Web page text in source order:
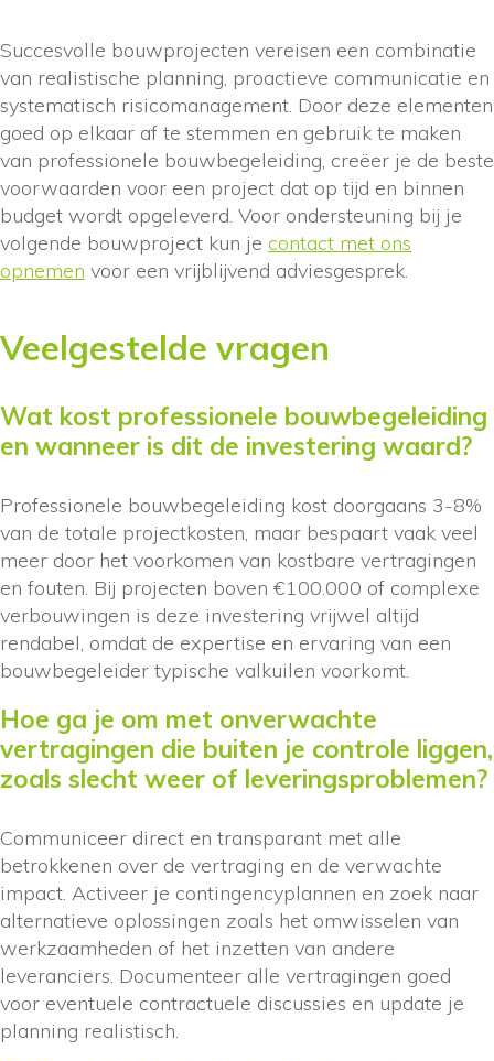
Succesvolle bouwprojecten vereisen een combinatie
van realistische planning, proactieve communicatie en
systematisch risicomanagement. Door deze elementen
goed op elkaar af te stemmen en gebruik te maken
van professionele bouwbegeleiding, creëer je de beste
voorwaarden voor een project dat op tijd en binnen
budget wordt opgeleverd. Voor ondersteuning bij je
volgende bouwproject kun je contact met ons
opnemen voor een vrijblijvend adviesgesprek.
Veelgestelde vragen
Wat kost professionele bouwbegeleiding
en wanneer is dit de investering waard?
Professionele bouwbegeleiding kost doorgaans 3-8%
van de totale projectkosten, maar bespaart vaak veel
meer door het voorkomen van kostbare vertragingen
en fouten. Bij projecten boven €100.000 of complexe
verbouwingen is deze investering vrijwel altijd
rendabel, omdat de expertise en ervaring van een
bouwbegeleider typische valkuilen voorkomt.
Hoe ga je om met onverwachte
vertragingen die buiten je controle liggen,
zoals slecht weer of leveringsproblemen?
Communiceer direct en transparant met alle
betrokkenen over de vertraging en de verwachte
impact. Activeer je contingencyplannen en zoek naar
alternatieve oplossingen zoals het omwisselen van
werkzaamheden of het inzetten van andere
leveranciers. Documenteer alle vertragingen goed
voor eventuele contractuele discussies en update je
planning realistisch.